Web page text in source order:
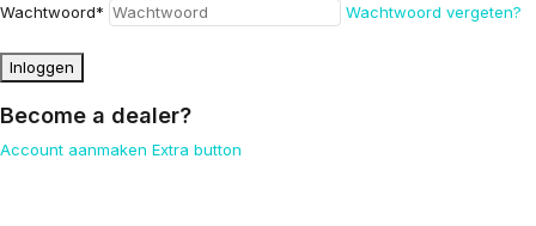
Wachtwoord* Wachtwoord vergeten?
Inloggen
Become a dealer?
Account aanmaken Extra button